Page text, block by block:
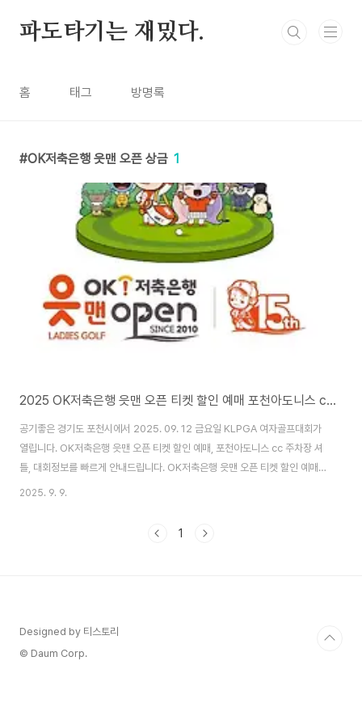
파도타기는 재밌다.
홈 태그 방명록
OK저축은행 읏맨 오픈 상금 1
2025 OK저축은행 읏맨 오픈 티켓 할인 예매 포천아도니스 cc 주차장 셔틀 우승상금
공기좋은 경기도 포천시에서 2025. 09. 12 금요일 KLPGA 여자골프대회가
열립니다. OK저축은행 읏맨 오픈 티켓 할인 예매, 포천아도니스 cc 주차장 셔
틀, 대회정보를 빠르게 안내드립니다. OK저축은행 읏맨 오픈 티켓 할인 예매
이번 9월 12일에 열리는 KLGPA OK저축은행 읏맨 오픈 티켓은 온라인으로
온라인 사전 예매하셔서 할인 혜택보시길 바랍니다 🔻공식 홈페이지 바로가기
2025. 9. 9.
1
Designed by 티스토리
© Daum Corp.